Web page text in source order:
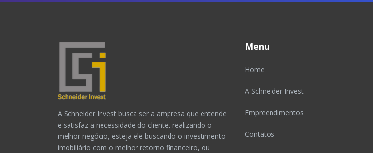
A Schneider Invest busca ser a ampresa que entende
e satisfaz a necessidade do cliente, realizando o
melhor negócio, esteja ele buscando o investimento
imobiliário com o melhor retorno financeiro, ou
Menu
Home
A Schneider Invest
Empreendimentos
Contatos